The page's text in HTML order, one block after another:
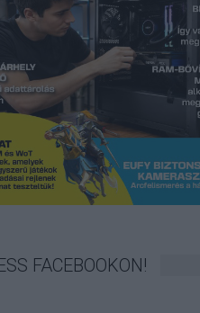
FACEBOOKON!